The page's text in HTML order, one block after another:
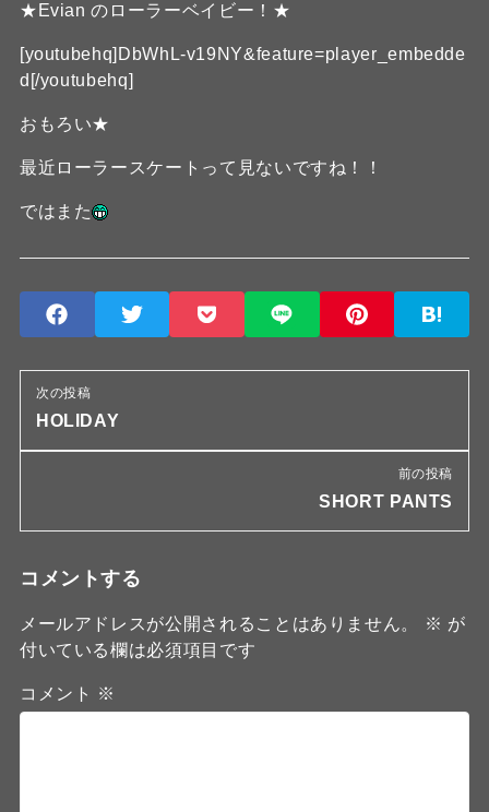
★Evian のローラーベイビー！★
[youtubehq]DbWhL-v19NY&feature=player_embedde
d[/youtubehq]
おもろい★
最近ローラースケートって見ないですね！！
ではまた
次の投稿
HOLIDAY
前の投稿
SHORT PANTS
コメントする
メールアドレスが公開されることはありません。 ※ が
付いている欄は必須項目です
コメント ※